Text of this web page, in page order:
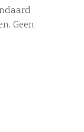
en
-
Geen
dit
bij